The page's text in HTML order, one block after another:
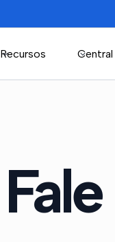
Recursos Central